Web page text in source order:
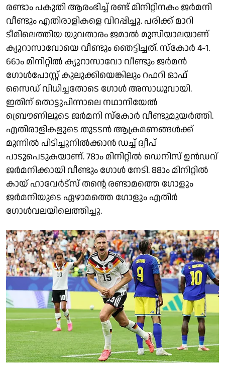
രണ്ടാം പകുതി ആരംഭിച്ച് രണ്ട് മിനിറ്റിനകം ജർമനി
വീണ്ടും എതിരാളികളെ വിറപ്പിച്ചു. പരിക്ക് മാറി
ടീമിലെത്തിയ യുവതാരം ജമാൽ മുസിയാലയാണ്
ക്യുറാസാവോയെ വീണ്ടും ഞെട്ടിച്ചത്. സ്കോർ 4-1.
66ാം മിനിറ്റിൽ ക്യുറാസാവോ വീണ്ടും ജർമൻ
ഗോൾപോസ്റ്റ് കുലുക്കിയെങ്കിലും റഫറി ഓഫ്
സൈഡ് വിധിച്ചതോടെ ഗോൾ അസാധുവായി.
ഇതിന് തൊട്ടുപിന്നാലെ നഥാനിയേൽ
ബ്രൌണിലൂടെ ജർമനി സ്കോർ വീണ്ടുമുയർത്തി.
എതിരാളികളുടെ തുടടൻ ആക്രമണങ്ങൾക്ക്
മുന്നിൽ പിടിച്ചുനിൽക്കാൻ ഡച്ച് ദ്വീപ്
പാടുപെടുകയാണ്. 78ാം മിനിറ്റിൽ ഡെനിസ് ഉൻഡവ്
ജർമനിക്കായി വീണ്ടും ഗോൾ നേടി. 88ാം മിനിറ്റിൽ
കായ് ഹാവേർട്സ് തൻ്റെ രണ്ടാമത്തെ ഗോളും
ജർമനിയുടെ ഏഴാമത്തെ ഗോളും എതിർ
ഗോൾവലയിലെത്തിച്ചു.